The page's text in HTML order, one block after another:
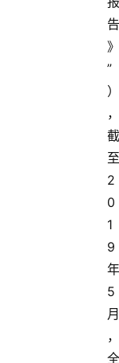
告
》
”
）
，
截
至
2
0
1
9
年
5
月
，
全